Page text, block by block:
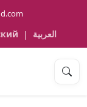
| العربية